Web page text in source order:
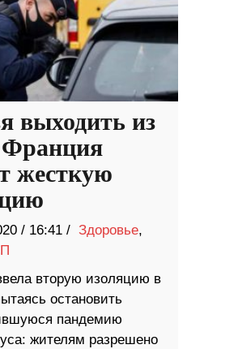
выходить из
жесткую
/ 16:41 / Здоровье,
вторую изоляцию в
остановить
пандемию
жителям разрешено